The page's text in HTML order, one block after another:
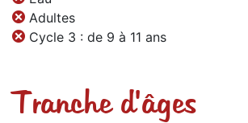
Adultes
Cycle 3 : de 9 à 11 ans
Tranche d'âges